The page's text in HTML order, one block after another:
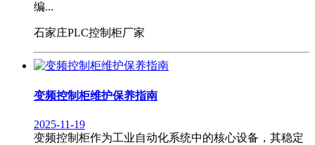
编...
石家庄PLC控制柜厂家
变频控制柜维护保养指南
2025-11-19
变频控制柜作为工业自动化系统中的核心设备，其稳定